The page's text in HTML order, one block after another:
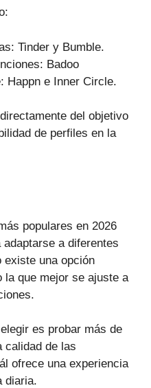
Tinder y Bumble.
Badoo
Happn e Inner Circle.
del objetivo
de perfiles en la
populares en 2026
a diferentes
una opción
la que mejor se ajuste a
es probar más de
calidad de las
ofrece una experiencia
diaria.